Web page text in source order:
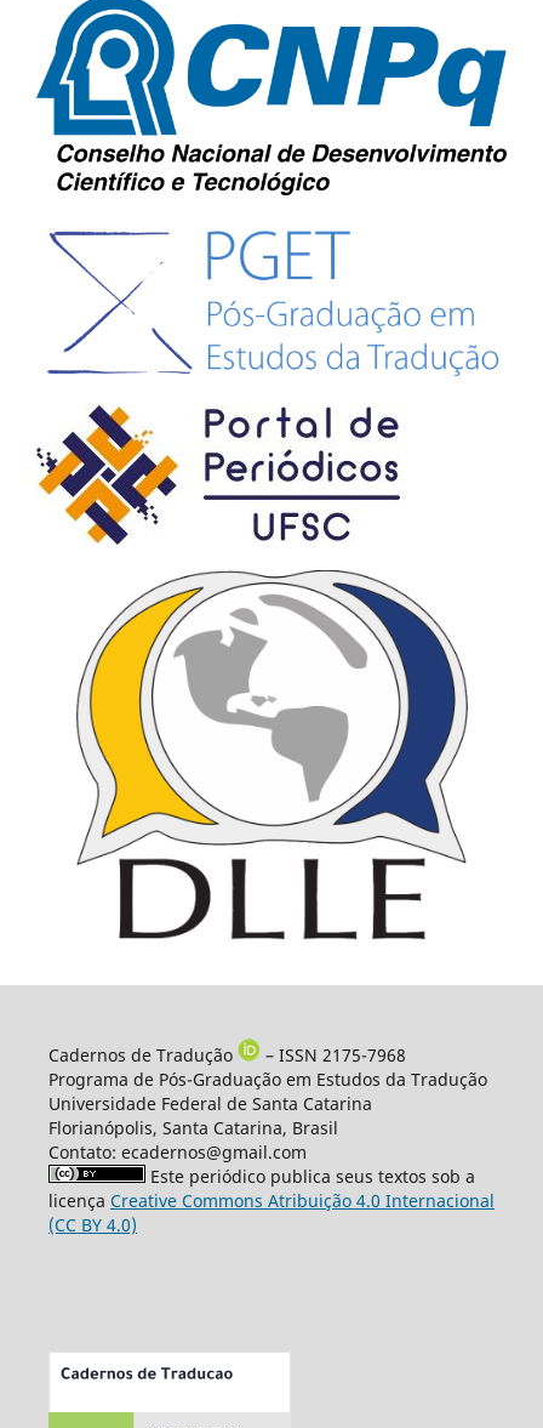
Cadernos de Tradução
– ISSN 2175-7968
Programa de Pós-Graduação em Estudos da Tradução
Universidade Federal de Santa Catarina
Florianópolis, Santa Catarina, Brasil
Contato: ecadernos@gmail.com
Este periódico publica seus textos sob a
licença Creative Commons Atribuição 4.0 Internacional
(CC BY 4.0)